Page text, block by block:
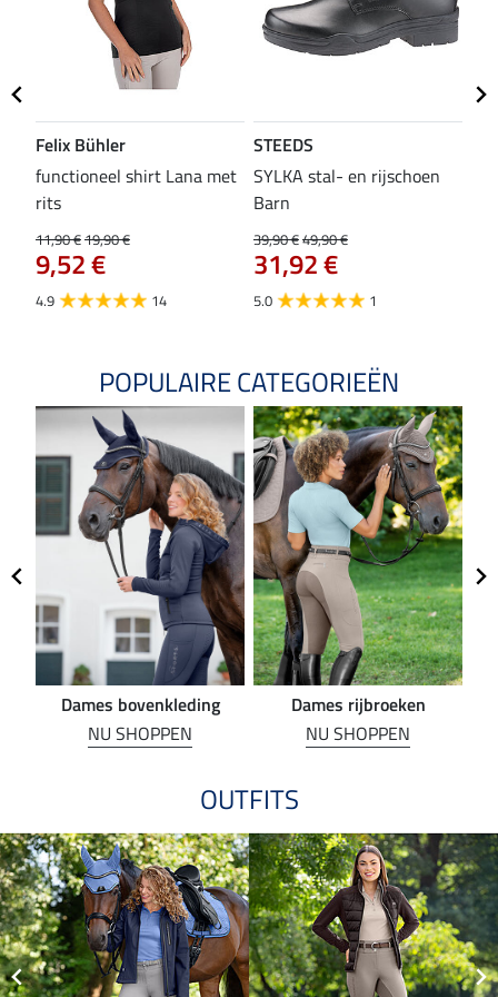
Felix Bühler
functioneel shirt Lana met
rits
11,90 €19,90 €
9,52 €
4.9 14
STEEDS
SYLKA stal- en rijschoen
Barn
39,90 €49,90 €
31,92 €
5.0 1
POPULAIRE CATEGORIEËN
Dames bovenkleding
NU SHOPPEN
Dames rijbroeken
NU SHOPPEN
OUTFITS